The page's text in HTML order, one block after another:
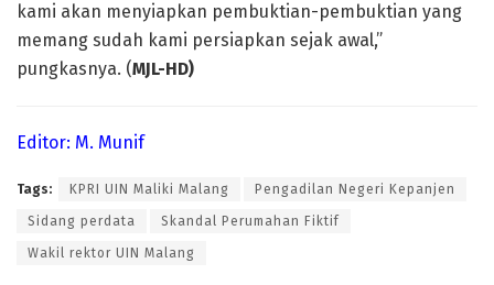
kami akan menyiapkan pembuktian-pembuktian yang
memang sudah kami persiapkan sejak awal,”
pungkasnya. (MJL-HD)
Editor: M. Munif
Tags: KPRI UIN Maliki Malang Pengadilan Negeri Kepanjen
Sidang perdata Skandal Perumahan Fiktif
Wakil rektor UIN Malang